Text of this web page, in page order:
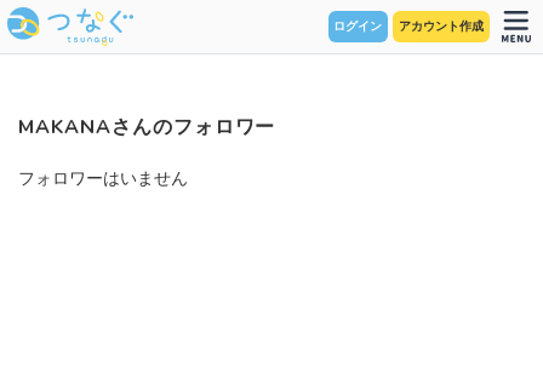
ログイン アカウント作成
MAKANAさんのフォロワー
フォロワーはいません